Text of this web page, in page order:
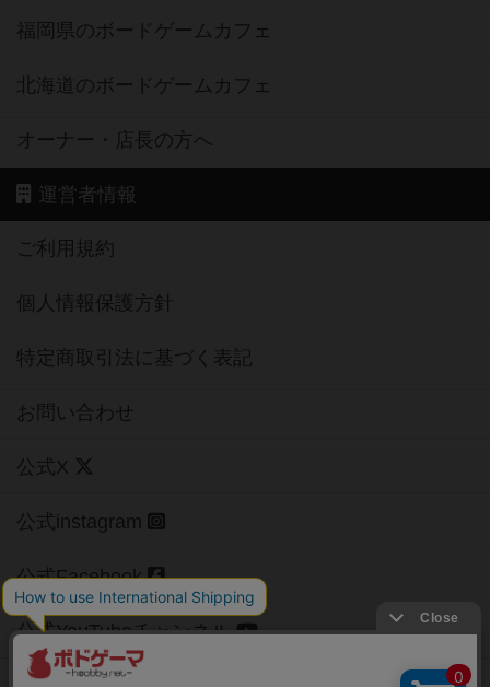
福岡県のボードゲームカフェ
北海道のボードゲームカフェ
オーナー・店長の方へ
運営者情報
ご利用規約
個人情報保護方針
特定商取引法に基づく表記
お問い合わせ
公式X
公式instagram
公式Facebook
公式YouTubeチャンネル